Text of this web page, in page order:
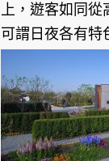
上，遊客如同
可謂日夜各有特